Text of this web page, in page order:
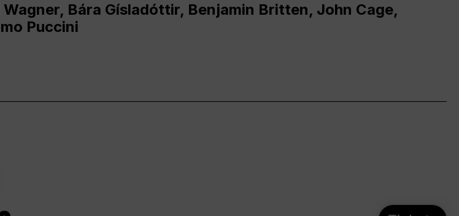
Bára Gísladóttir, Benjamin Britten, John Cage,
Puccini